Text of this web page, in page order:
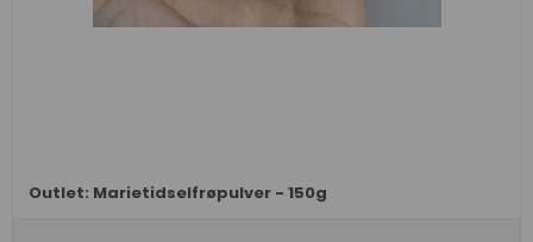
Outlet: Marietidselfrøpulver - 150g